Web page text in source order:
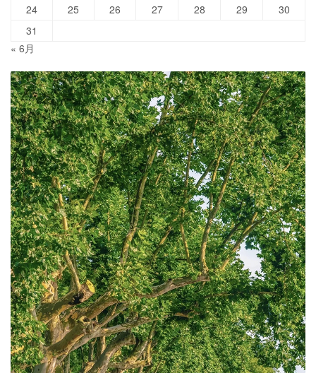
24
25 26 27 28 29
30
31
« 6月